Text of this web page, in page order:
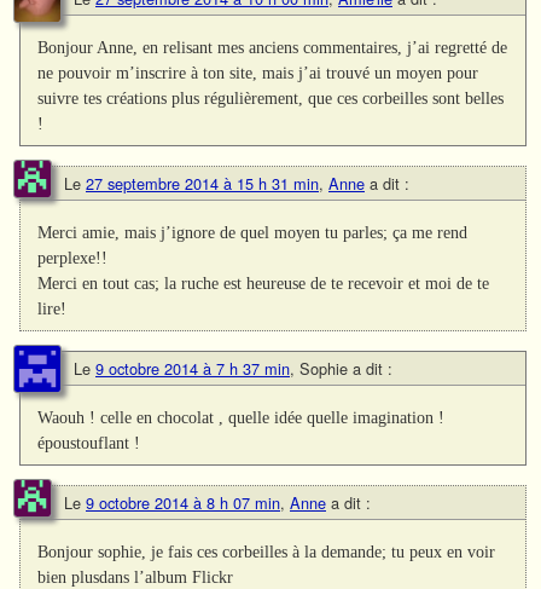
Bonjour Anne, en relisant mes anciens commentaires, j’ai regretté de
ne pouvoir m’inscrire à ton site, mais j’ai trouvé un moyen pour
suivre tes créations plus régulièrement, que ces corbeilles sont belles
!
Le 27 septembre 2014 à 15 h 31 min, Anne a dit :
Merci amie, mais j’ignore de quel moyen tu parles; ça me rend
perplexe!!
Merci en tout cas; la ruche est heureuse de te recevoir et moi de te
lire!
Le 9 octobre 2014 à 7 h 37 min, Sophie a dit :
Waouh ! celle en chocolat , quelle idée quelle imagination !
époustouflant !
Le 9 octobre 2014 à 8 h 07 min, Anne a dit :
Bonjour sophie, je fais ces corbeilles à la demande; tu peux en voir
bien plusdans l’album Flickr